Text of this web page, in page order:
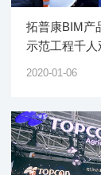
拓普康BIM产
示范工程千人
2020-01-06